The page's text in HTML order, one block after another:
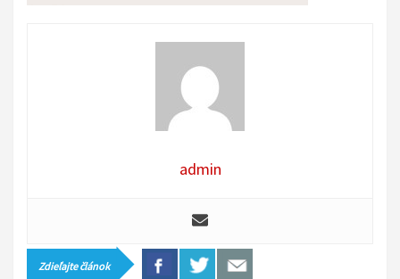
admin
Zdieľajte článok